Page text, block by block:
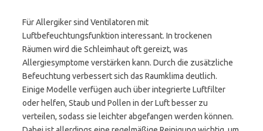
Für Allergiker sind Ventilatoren mit
Luftbefeuchtungsfunktion interessant. In trockenen
Räumen wird die Schleimhaut oft gereizt, was
Allergiesymptome verstärken kann. Durch die zusätzliche
Befeuchtung verbessert sich das Raumklima deutlich.
Einige Modelle verfügen auch über integrierte Luftfilter
oder helfen, Staub und Pollen in der Luft besser zu
verteilen, sodass sie leichter abgefangen werden können.